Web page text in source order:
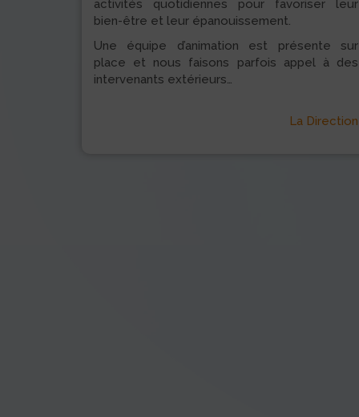
activités quotidiennes pour favoriser leur
bien-être et leur épanouissement.
Une équipe d’animation est présente sur
place et nous faisons parfois appel à des
intervenants extérieurs…
La Direction